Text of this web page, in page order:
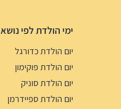
ימי הולדת לפי נושא
יום הולדת כדורגל
יום הולדת פוקימון
יום הולדת סוניק
יום הולדת ספיידרמן